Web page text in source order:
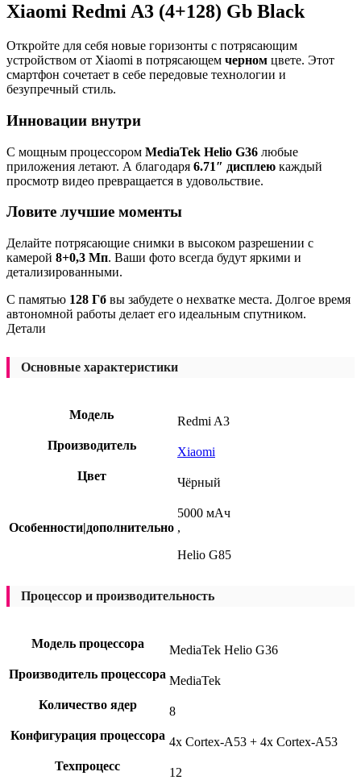
Xiaomi Redmi A3 (4+128) Gb Black
Откройте для себя новые горизонты с потрясающим
устройством от Xiaomi в потрясающем черном цвете. Этот
смартфон сочетает в себе передовые технологии и
безупречный стиль.
Инновации внутри
С мощным процессором MediaTek Helio G36 любые
приложения летают. А благодаря 6.71″ дисплею каждый
просмотр видео превращается в удовольствие.
Ловите лучшие моменты
Делайте потрясающие снимки в высоком разрешении с
камерой 8+0,3 Мп. Ваши фото всегда будут яркими и
детализированными.
С памятью 128 Гб вы забудете о нехватке места. Долгое время
автономной работы делает его идеальным спутником.
Детали
Основные характеристики
Модель
Redmi A3
Производитель
Xiaomi
Цвет
Чёрный
Особенности|дополнительно
5000 мАч
,
Helio G85
Процессор и производительность
Модель процессора
MediaTek Helio G36
Производитель процессора MediaTek
Количество ядер
8
Конфигурация процессора 4x Cortex-A53 + 4x Cortex-A53
Техпроцесс
12